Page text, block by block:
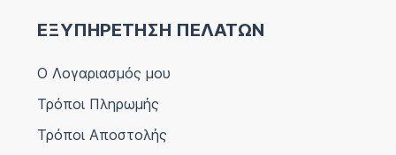
ΕΞΥΠΗΡΕΤΗΣΗ ΠΕΛΑΤΩΝ
Ο Λογαριασμός μου
Τρόποι Πληρωμής
Τρόποι Αποστολής